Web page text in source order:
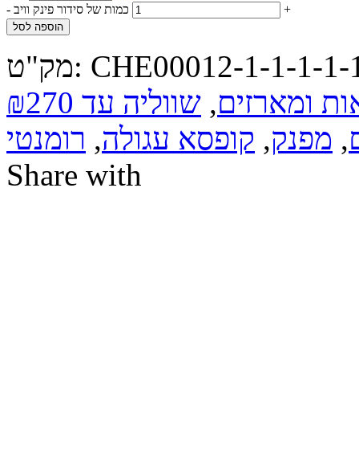
- כמות של סידור פינק וויב +
הוספה לסל
מק"ט: CHE00012-1-1-1-
ומארזים, שווליה עד ₪270
, מפנק, קופסא עגולה, רומנטי
Share with